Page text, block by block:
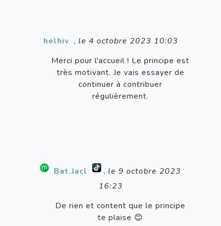
helhiv , le 4 octobre 2023 10:03
Merci pour l'accueil ! Le principe est
très motivant. Je vais essayer de
continuer à contribuer
régulièrement.
Bat.Jacl , le 9 octobre 2023
16:23
De rien et content que le principe
te plaise 😊